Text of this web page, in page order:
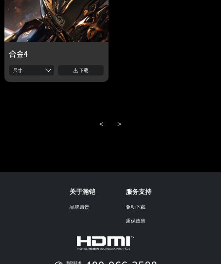
合金4
尺寸 下载
< >
关于瀚铠
品牌愿景
服务支持
驱动下载
质保政策
瀚铠技术